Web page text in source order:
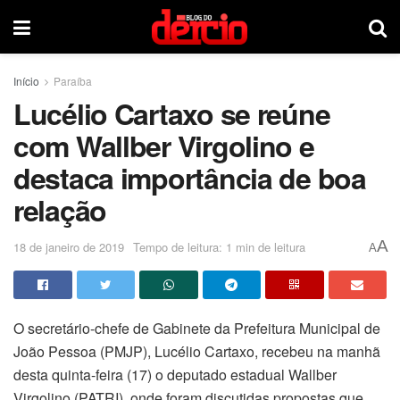
Início Paraíba
Lucélio Cartaxo se reúne
com Wallber Virgolino e
destaca importância de boa
relação
18 de janeiro de 2019 Tempo de leitura: 1 min de leitura AA
O secretário-chefe de Gabinete da Prefeitura Municipal de
João Pessoa (PMJP), Lucélio Cartaxo, recebeu na manhã
desta quinta-feira (17) o deputado estadual Wallber